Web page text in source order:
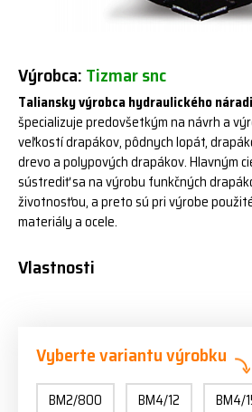
Výrobca:Tizmar snc
Taliansky výrobca hydraulického
špecializuje predovšetkým na návrh a
veľkostí drapákov, pôdnych lopát,
drevo a polypových drapákov. Hlavným
sústrediť sa na výrobu funkčných
životnosťou, a preto sú pri výrobe
materiály a ocele.
Vlastnosti
Vyberte variantu výrobku
BM2/800 BM4/12 BM4/